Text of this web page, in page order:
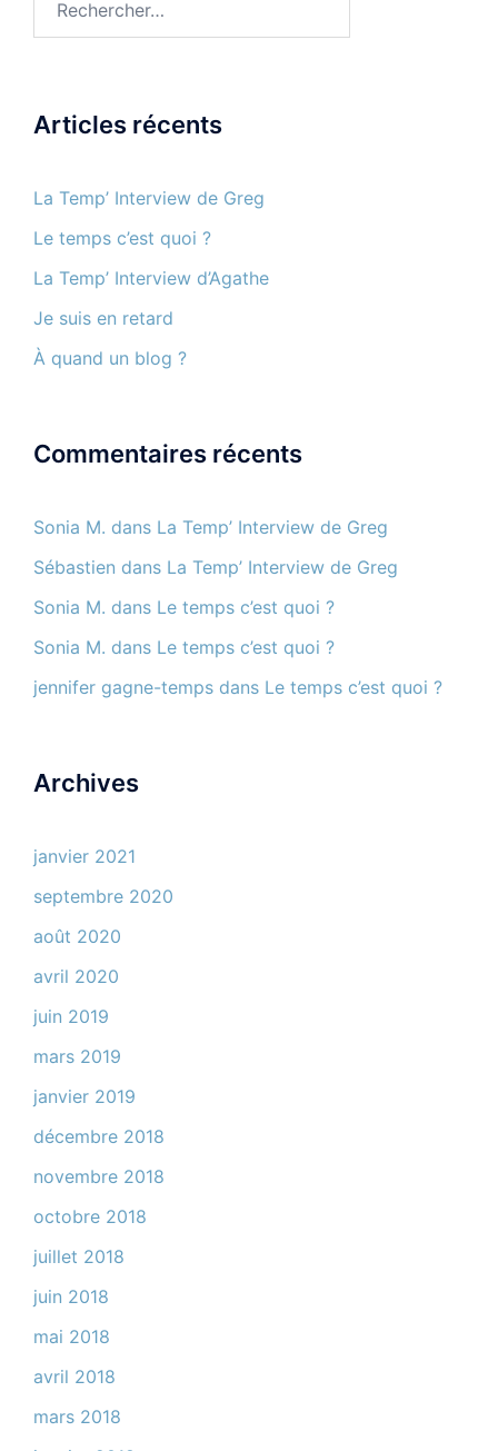
Articles récents
La Temp’ Interview de Greg
Le temps c’est quoi ?
La Temp’ Interview d’Agathe
Je suis en retard
À quand un blog ?
Commentaires récents
Sonia M. dans La Temp’ Interview de Greg
Sébastien dans La Temp’ Interview de Greg
Sonia M. dans Le temps c’est quoi ?
Sonia M. dans Le temps c’est quoi ?
jennifer gagne-temps dans Le temps c’est quoi ?
Archives
janvier 2021
septembre 2020
août 2020
avril 2020
juin 2019
mars 2019
janvier 2019
décembre 2018
novembre 2018
octobre 2018
juillet 2018
juin 2018
mai 2018
avril 2018
mars 2018